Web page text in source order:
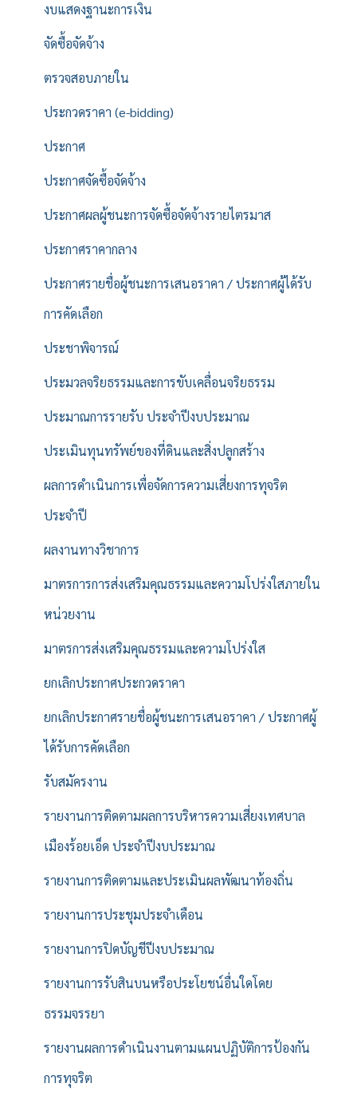
งบแสดงฐานะการเงิน
จัดซื้อจัดจ้าง
ตรวจสอบภายใน
ประกวดราคา (e-bidding)
ประกาศ
ประกาศจัดซื้อจัดจ้าง
ประกาศผลผู้ชนะการจัดซื้อจัดจ้างรายไตรมาส
ประกาศราคากลาง
ประกาศรายชื่อผู้ชนะการเสนอราคา / ประกาศผู้ได้รับ
การคัดเลือก
ประชาพิจารณ์
ประมวลจริยธรรมและการขับเคลื่อนจริยธรรม
ประมาณการรายรับ ประจำปีงบประมาณ
ประเมินทุนทรัพย์ของที่ดินและสิ่งปลูกสร้าง
ผลการดำเนินการเพื่อจัดการความเสี่ยงการทุจริต
ประจำปี
ผลงานทางวิชาการ
มาตรการการส่งเสริมคุณธรรมและความโปร่งใสภายใน
หน่วยงาน
มาตรการส่งเสริมคุณธรรมและความโปร่งใส
ยกเลิกประกาศประกวดราคา
ยกเลิกประกาศรายชื่อผู้ชนะการเสนอราคา / ประกาศผู้
ได้รับการคัดเลือก
รับสมัครงาน
รายงานการติดตามผลการบริหารความเสี่ยงเทศบาล
เมืองร้อยเอ็ด ประจำปีงบประมาณ
รายงานการติดตามและประเมินผลพัฒนาท้องถิ่น
รายงานการประชุมประจำเดือน
รายงานการปิดบัญชีปีงบประมาณ
รายงานการรับสินบนหรือประโยชน์อื่นใดโดย
ธรรมจรรยา
รายงานผลการดำเนินงานตามแผนปฏิบัติการป้องกัน
การทุจริต